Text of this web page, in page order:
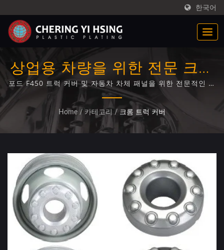
한국어
상업용 차량을 위한 전문 크롬
트럭 커버 도금 솔루션
포드 F450 트럭 커버 및 자동차 차체 패널을 위한 전문적인 밝
은 크롬 전기도금, 고급 플라스틱 기판 기술 사용
Home / 카테고리 / 크롬 트럭 커버